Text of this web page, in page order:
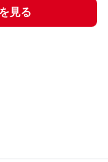
見る